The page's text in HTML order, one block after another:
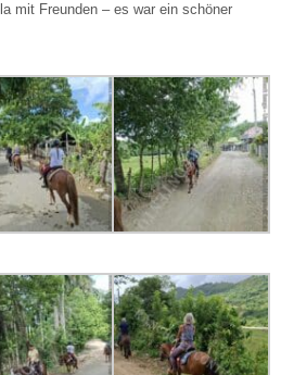
mit Freunden – es war ein schöner